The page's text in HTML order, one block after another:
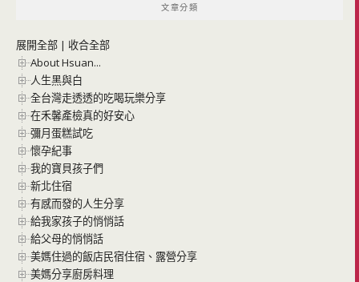
文章分類
展開全部 | 收合全部
About Hsuan...
人生黑與白
全台灣走透透的吃喝玩樂分享
在禾馨產檢真的好安心
彌月蛋糕試吃
懷孕紀事
我的寶貝孩子們
新北住宿
有感而發的人生分享
給我家孩子的悄悄話
給父母的悄悄話
美媽住過的飯店民宿住宿、露營分享
美媽分享廚房料理